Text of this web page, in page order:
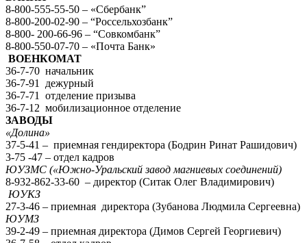
8-800-555-55-50 – «Сбербанк”
8-800-200-02-90 – “Россельхозбанк”
8-800- 200-66-96 – “Совкомбанк”
8-800-550-07-70 – «Почта Банк»
ВОЕНКОМАТ
36-7-70 начальник
36-7-91 дежурный
36-7-71 отделение призыва
36-7-12 мобилизационное отделение
ЗАВОДЫ
«Долина»
37-5-41 – приемная гендиректора (Бодрин Ринат Рашидович)
3-75 -47 – отдел кадров
ЮУЗМС («Южно-Уральский завод магниевых соединений)
8-932-862-33-60 – директор (Ситак Олег Владимирович)
ЮУКЗ
27-3-46 – приемная директора (Зубанова Людмила Сергеевна)
ЮУМЗ
39-2-49 – приемная директора (Димов Сергей Георгиевич)